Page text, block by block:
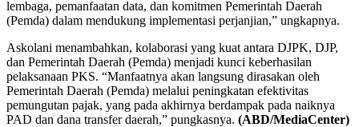
lembaga, pemanfaatan data, dan komitmen Pemerintah Daerah
(Pemda) dalam mendukung implementasi perjanjian,” ungkapnya.
Askolani menambahkan, kolaborasi yang kuat antara DJPK, DJP,
dan Pemerintah Daerah (Pemda) menjadi kunci keberhasilan
pelaksanaan PKS. “Manfaatnya akan langsung dirasakan oleh
Pemerintah Daerah (Pemda) melalui peningkatan efektivitas
pemungutan pajak, yang pada akhirnya berdampak pada naiknya
PAD dan dana transfer daerah,” pungkasnya. (ABD/MediaCenter)